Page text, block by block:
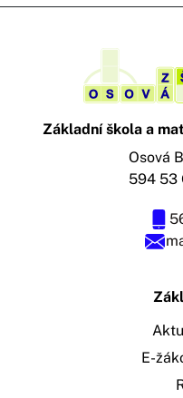
Základní škola a
Osová
594 53
E-